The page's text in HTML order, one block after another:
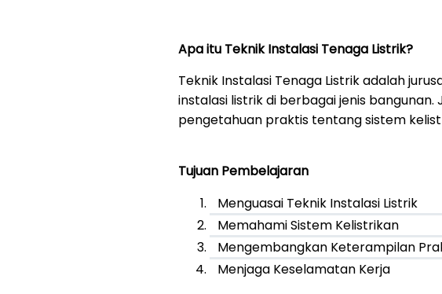
Apa itu Teknik Instalasi Tenaga Listrik?
Teknik Instalasi Tenaga Listrik adalah
instalasi listrik di berbagai jenis
pengetahuan praktis tentang sistem
Tujuan Pembelajaran
Menguasai Teknik Instalasi Listrik
Memahami Sistem Kelistrikan
Mengembangkan Keterampilan
Menjaga Keselamatan Kerja